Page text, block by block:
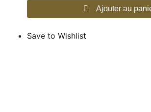
Ajouter au
Save to Wishlist